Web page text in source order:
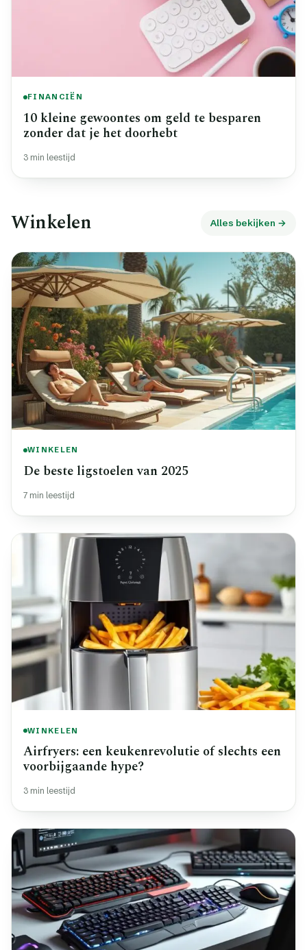
FINANCIËN
10 kleine gewoontes om geld te besparen
zonder dat je het doorhebt
3 min leestijd
Winkelen Alles bekijken →
WINKELEN
De beste ligstoelen van 2025
7 min leestijd
WINKELEN
Airfryers: een keukenrevolutie of slechts een
voorbijgaande hype?
3 min leestijd